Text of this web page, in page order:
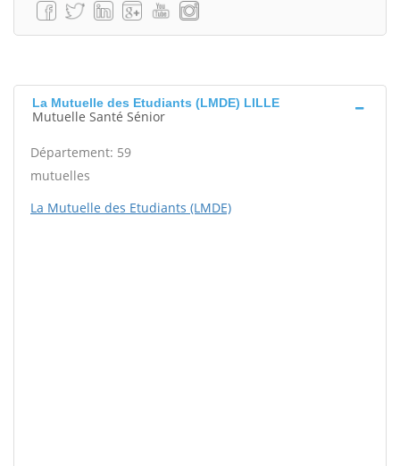
La Mutuelle des Etudiants (LMDE) LILLE
Mutuelle Santé Sénior
Département: 59
mutuelles
La Mutuelle des Etudiants (LMDE)